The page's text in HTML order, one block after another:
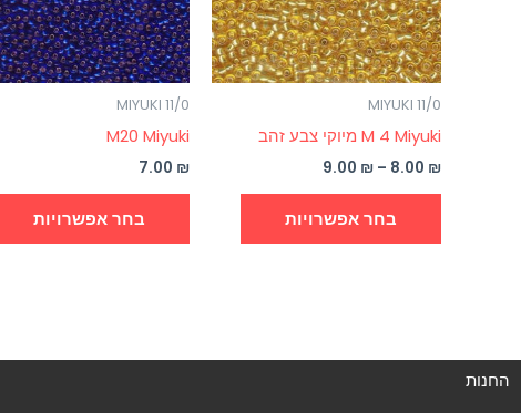
MIYUKI 11/0
M 4 Miyuki מיוקי צבע זהב
8.00 ₪
–
9.00 ₪
בחר אפשרויות
ניתן
לבחור
את
האפשרויותMIYUKI 11/0
M20 Miyuki
7.00 ₪
בחר אפשרויות
החנות